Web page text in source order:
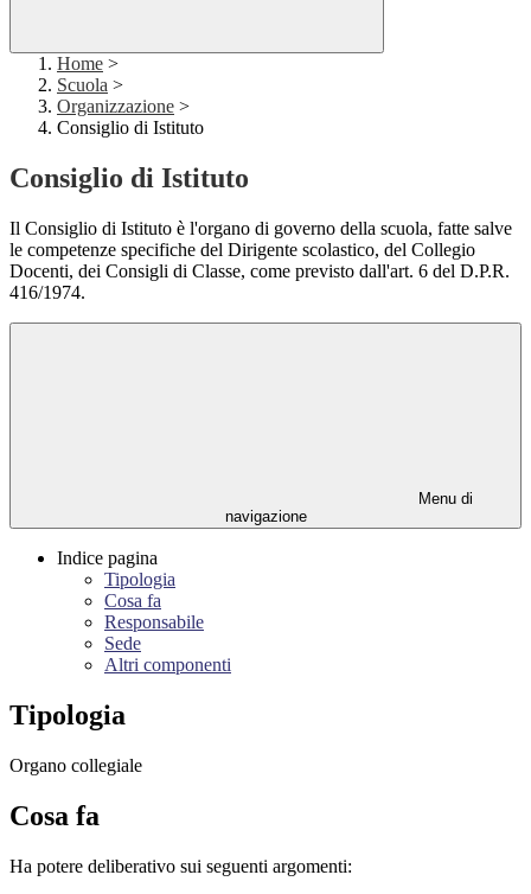
Home >
Scuola >
Organizzazione >
Consiglio di Istituto
Consiglio di Istituto
Il Consiglio di Istituto è l'organo di governo della scuola, fatte salve
le competenze specifiche del Dirigente scolastico, del Collegio
Docenti, dei Consigli di Classe, come previsto dall'art. 6 del D.P.R.
416/1974.
Menu di
navigazione
Indice pagina
Tipologia
Cosa fa
Responsabile
Sede
Altri componenti
Tipologia
Organo collegiale
Cosa fa
Ha potere deliberativo sui seguenti argomenti: